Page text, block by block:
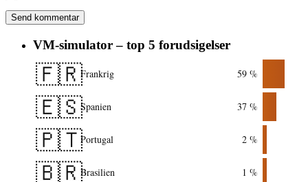
VM-simulator – top 5 forudsigelser
🇫🇷Frankrig 59 %
🇪🇸Spanien 37 %
🇵🇹Portugal 2 %
🇧🇷Brasilien 1 %